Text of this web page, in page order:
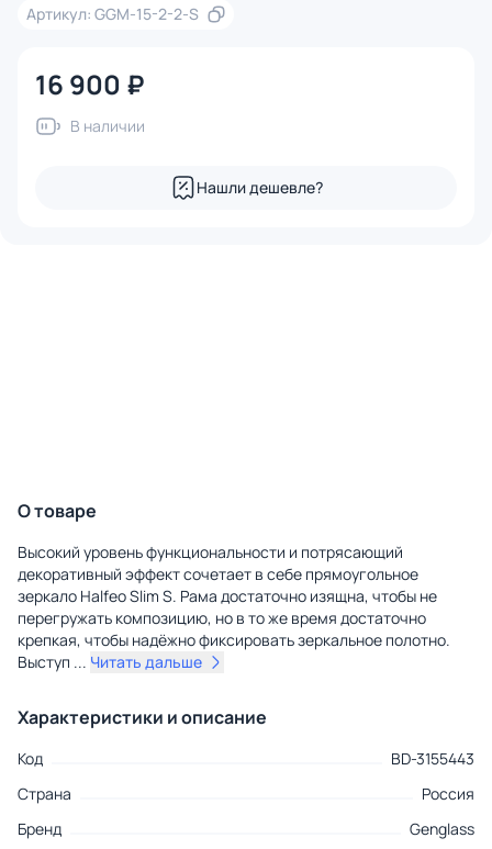
Артикул: GGM-15-2-2-S
16 900 ₽
В наличии
Нашли дешевле?
О товаре
Высокий уровень функциональности и потрясающий
декоративный эффект сочетает в себе прямоугольное
зеркало Halfeo Slim S. Рама достаточно изящна, чтобы не
перегружать композицию, но в то же время достаточно
крепкая, чтобы надёжно фиксировать зеркальное полотно.
Выступ ... Читать дальше
Характеристики и описание
Код
BD-3155443
Страна
Россия
Бренд
Genglass